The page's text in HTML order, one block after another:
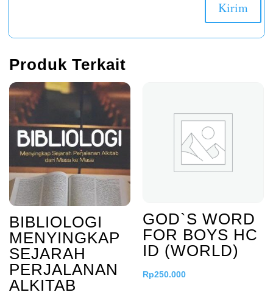
Produk Terkait
BIBLIOLOGI
MENYINGKAP
SEJARAH
PERJALANAN
ALKITAB
GOD`S WORD
FOR BOYS HC
ID (WORLD)
Rp250.000